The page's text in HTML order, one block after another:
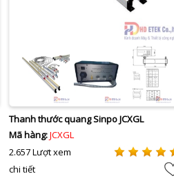
Thanh thước quang Sinpo JCXGL
Mã hàng:JCXGL
2.657 Lượt xem
chi tiết